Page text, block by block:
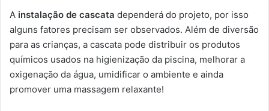
A instalação de cascata dependerá do projeto, por isso
alguns fatores precisam ser observados. Além de diversão
para as crianças, a cascata pode distribuir os produtos
químicos usados na higienização da piscina, melhorar a
oxigenação da água, umidificar o ambiente e ainda
promover uma massagem relaxante!